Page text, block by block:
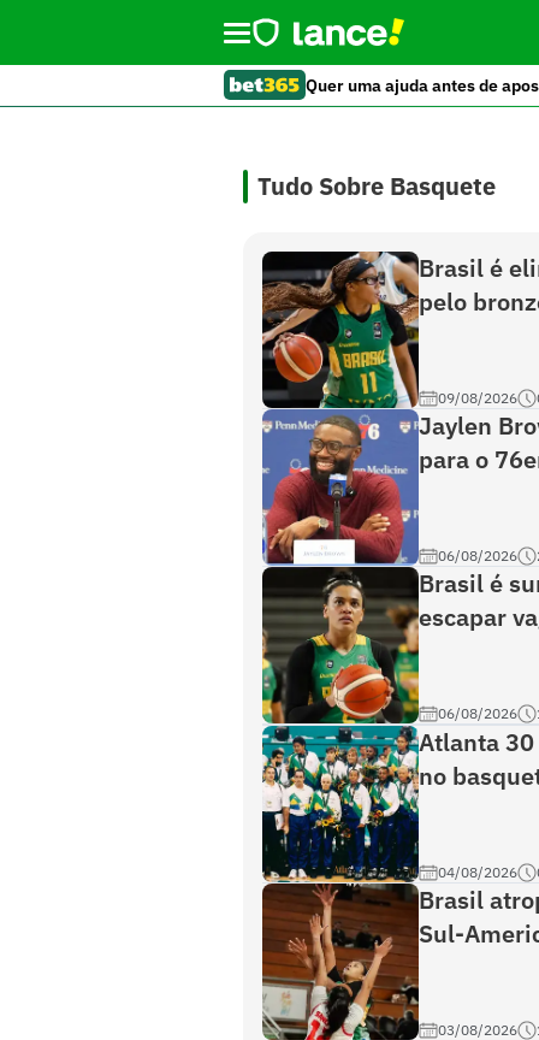
Quer uma ajuda antes de
Tudo Sobre Basquete
Brasil é
pelo
09/08/2026
Jaylen
para o
06/08/2026
Brasil é
escapar
06/08/2026
Atlanta
no
04/08/2026
Brasil
Sul-
03/08/2026